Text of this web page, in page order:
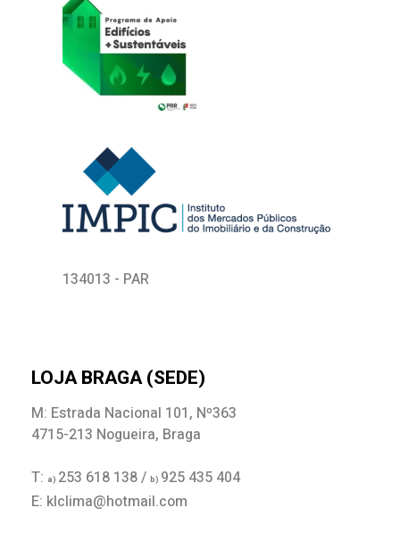
134013 - PAR
LOJA BRAGA (SEDE)
M: Estrada Nacional 101, Nº363
4715-213 Nogueira, Braga
T: a) 253 618 138 / b) 925 435 404
E: klclima@hotmail.com